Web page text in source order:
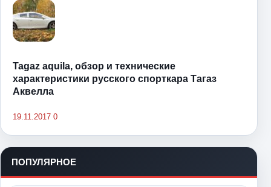
Tagaz aquila, обзор и технические
характеристики русского спорткара Тагаз
Аквелла
19.11.2017 0
ПОПУЛЯРНОЕ